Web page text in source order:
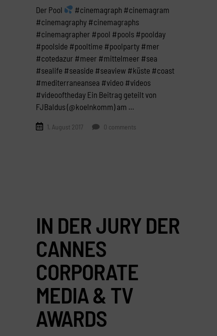
Der Pool
#cinemagraph #cinemagram
#cinemagraphy #cinemagraphs
#cinemagrapher #pool #pools #poolday
#poolside #pooltime #poolparty #mer
#cotedazur #meer #mittelmeer #sea
#sealife #seaside #seaview #küste #coast
#mediterraneansea #video #videos
#videooftheday Ein Beitrag geteilt von
FJBaldus (@koelnkomm) am
1. August 2017 0 comments
IN DER JURY DER
CANNES
CORPORATE
MEDIA & TV
AWARDS